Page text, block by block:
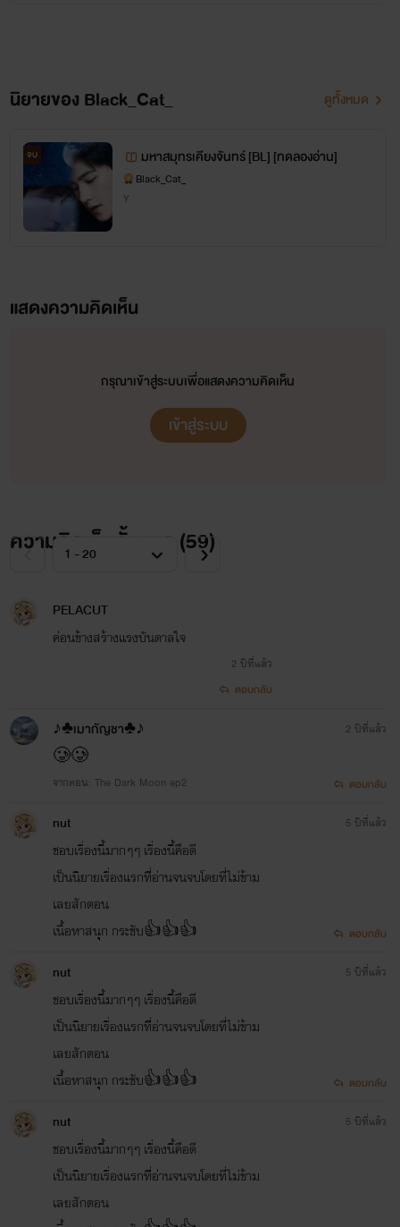
นิยายของ Black_Cat_ ดูทั้งหมด
จบ มหาสมุทรเคียงจันทร์ [BL] [ทดลองอ่าน]
Black_Cat_
Y
แสดงความคิดเห็น
กรุณาเข้าสู่ระบบเพื่อแสดงความคิดเห็น
เข้าสู่ระบบ
ความคิดเห็นทั้งหมด (59)
PELACUT
ค่อนข้างสร้างแรงบันดาลใจ
2 ปีที่แล้ว
ตอบกลับ
♪♣เมากัญชา♣♪
🥲🥲
จากตอน: The Dark Moon ep2
2 ปีที่แล้ว
ตอบกลับ
nut
ชอบเรื่องนี้มากๆๆ เรื่องนี้คือดี
เป็นนิยายเรื่องแรกทีี่อ่านจนจบโดยที่่่ไม่ข้าม
เลยสักตอน
เนื้อหาสนุุก กระชับ👍👍👍
5 ปีที่แล้ว
ตอบกลับ
nut
ชอบเรื่องนี้มากๆๆ เรื่องนี้คือดี
เป็นนิยายเรื่องแรกทีี่อ่านจนจบโดยที่่่ไม่ข้าม
เลยสักตอน
เนื้อหาสนุุก กระชับ👍👍👍
5 ปีที่แล้ว
ตอบกลับ
nut
ชอบเรื่องนี้มากๆๆ เรื่องนี้คือดี
เป็นนิยายเรื่องแรกทีี่อ่านจนจบโดยที่่่ไม่ข้าม
เลยสักตอน
5 ปีที่แล้ว